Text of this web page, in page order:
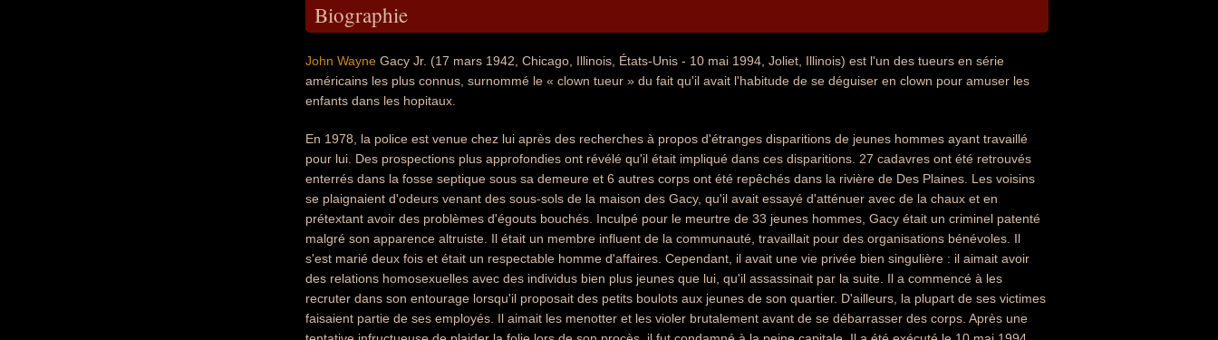
Biographie
John Wayne Gacy Jr. (17 mars 1942, Chicago, Illinois, États-Unis - 10 mai 1994, Joliet, Illinois) est l'un des tueurs en série
américains les plus connus, surnommé le « clown tueur » du fait qu'il avait l'habitude de se déguiser en clown pour amuser les
enfants dans les hopitaux.
En 1978, la police est venue chez lui après des recherches à propos d'étranges disparitions de jeunes hommes ayant travaillé
pour lui. Des prospections plus approfondies ont révélé qu'il était impliqué dans ces disparitions. 27 cadavres ont été retrouvés
enterrés dans la fosse septique sous sa demeure et 6 autres corps ont été repêchés dans la rivière de Des Plaines. Les voisins
se plaignaient d'odeurs venant des sous-sols de la maison des Gacy, qu'il avait essayé d'atténuer avec de la chaux et en
prétextant avoir des problèmes d'égouts bouchés. Inculpé pour le meurtre de 33 jeunes hommes, Gacy était un criminel patenté
malgré son apparence altruiste. Il était un membre influent de la communauté, travaillait pour des organisations bénévoles. Il
s'est marié deux fois et était un respectable homme d'affaires. Cependant, il avait une vie privée bien singulière : il aimait avoir
des relations homosexuelles avec des individus bien plus jeunes que lui, qu'il assassinait par la suite. Il a commencé à les
recruter dans son entourage lorsqu'il proposait des petits boulots aux jeunes de son quartier. D'ailleurs, la plupart de ses victimes
faisaient partie de ses employés. Il aimait les menotter et les violer brutalement avant de se débarrasser des corps. Après une